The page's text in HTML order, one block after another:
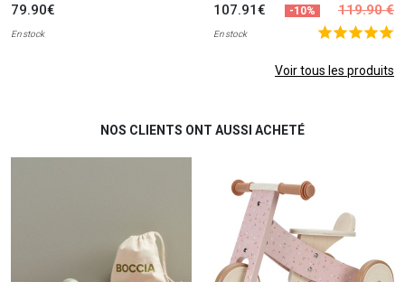
79.90€
En stock
107.91€ -10% 119.90 €
En stock
Voir tous les produits
NOS CLIENTS ONT AUSSI ACHETÉ